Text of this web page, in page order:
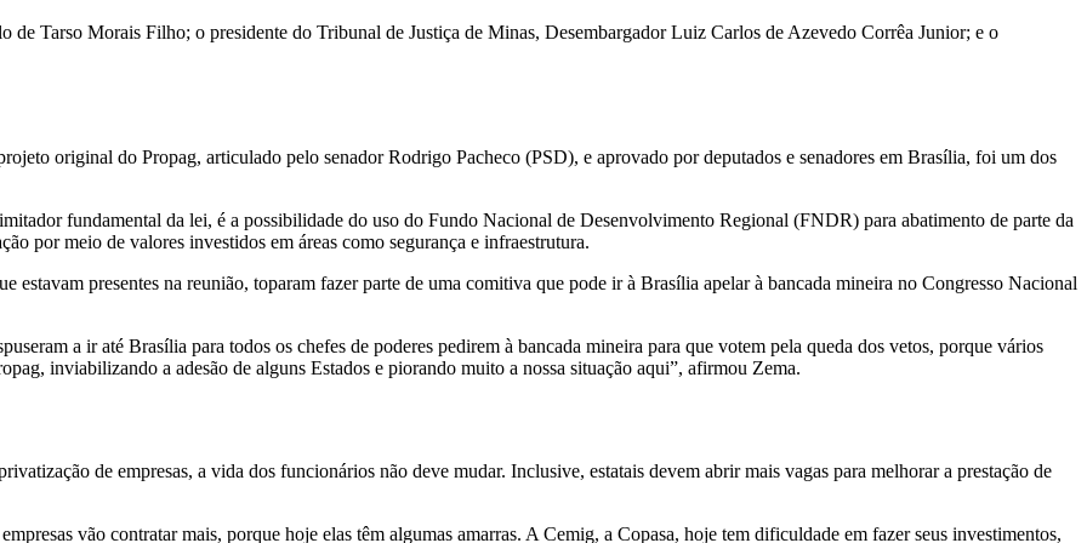
de Tarso Morais Filho; o presidente do Tribunal de Justiça de Minas, Desembargador Luiz Carlos de Azevedo Corrêa Junior; e o
original do Propag, articulado pelo senador Rodrigo Pacheco (PSD), e aprovado por deputados e senadores em Brasília, foi um dos
fundamental da lei, é a possibilidade do uso do Fundo Nacional de Desenvolvimento Regional (FNDR) para abatimento de parte da
por meio de valores investidos em áreas como segurança e infraestrutura.
estavam presentes na reunião, toparam fazer parte de uma comitiva que pode ir à Brasília apelar à bancada mineira no Congresso Nacional
a ir até Brasília para todos os chefes de poderes pedirem à bancada mineira para que votem pela queda dos vetos, porque vários
inviabilizando a adesão de alguns Estados e piorando muito a nossa situação aqui”, afirmou Zema.
de empresas, a vida dos funcionários não deve mudar. Inclusive, estatais devem abrir mais vagas para melhorar a prestação de
vão contratar mais, porque hoje elas têm algumas amarras. A Cemig, a Copasa, hoje tem dificuldade em fazer seus investimentos,